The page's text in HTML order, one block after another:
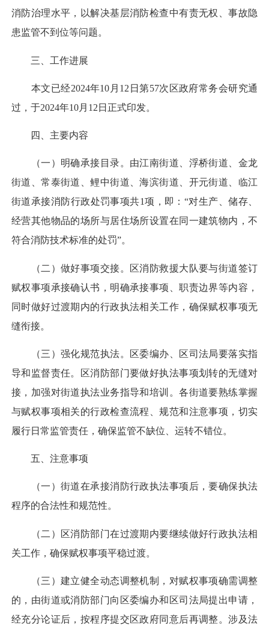
消防治理水平，以解决基层消防检查中有责无权、事故隐
患监管不到位等问题。
三、工作进展
本文已经2024年10月12日第57次区政府常务会研究通
过，于2024年10月12日正式印发。
四、主要内容
（一）明确承接目录。由江南街道、浮桥街道、金龙
街道、常泰街道、鲤中街道、海滨街道、开元街道、临江
街道承接消防行政处罚事项共1项，即：“对生产、储存、
经营其他物品的场所与居住场所设置在同一建筑物内，不
符合消防技术标准的处罚”。
（二）做好事项交接。区消防救援大队要与街道签订
赋权事项承接确认书，明确承接事项、职责边界等内容，
同时做好过渡期内的行政执法相关工作，确保赋权事项无
缝衔接。
（三）强化规范执法。区委编办、区司法局要落实指
导和监督责任。区消防部门要做好执法事项划转的无缝对
接，加强对街道执法业务指导和培训。各街道要熟练掌握
与赋权事项相关的行政检查流程、规范和注意事项，切实
履行日常监管责任，确保监管不缺位、运转不错位。
五、注意事项
（一）街道在承接消防行政执法事项后，要确保执法
程序的合法性和规范性。
（二）区消防部门在过渡期内要继续做好行政执法相
关工作，确保赋权事项平稳过渡。
（三）建立健全动态调整机制，对赋权事项确需调整
的，由街道或消防部门向区委编办和区司法局提出申请，
经充分论证后，按程序提交区政府同意后再调整。涉及法